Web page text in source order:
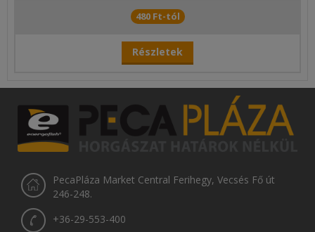
480 Ft-tól
Részletek
PecaPláza Market Central Ferihegy, Vecsés Fő út
246-248.
+36-29-553-400